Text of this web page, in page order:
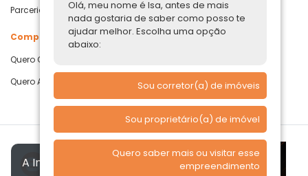
Olá, meu nome é Isa, antes de mais
nada gostaria de saber como posso te
ajudar melhor. Escolha uma opção
abaixo:
Sou corretor(a) de imóveis
Sou proprietário(a) de imóvel
Quero saber mais ou visitar esse
empreendimento
Parcerias Imobiliárias
Comprar ou alugar
Quero Comprar
Quero Alugar
A Imóvelp utiliza cookies para